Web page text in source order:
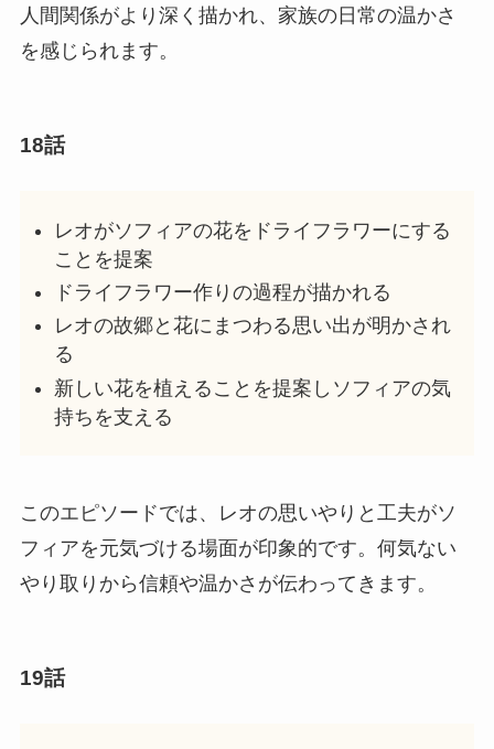
人間関係がより深く描かれ、家族の日常の温かさ
を感じられます。
18話
レオがソフィアの花をドライフラワーにする
ことを提案
ドライフラワー作りの過程が描かれる
レオの故郷と花にまつわる思い出が明かされ
る
新しい花を植えることを提案しソフィアの気
持ちを支える
このエピソードでは、レオの思いやりと工夫がソ
フィアを元気づける場面が印象的です。何気ない
やり取りから信頼や温かさが伝わってきます。
19話